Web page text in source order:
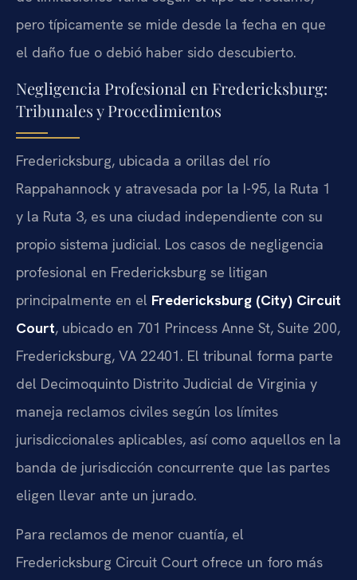
pero típicamente se mide desde la fecha en que
el daño fue o debió haber sido descubierto.
Negligencia Profesional en Fredericksburg:
Tribunales y Procedimientos
Fredericksburg, ubicada a orillas del río
Rappahannock y atravesada por la I-95, la Ruta 1
y la Ruta 3, es una ciudad independiente con su
propio sistema judicial. Los casos de negligencia
profesional en Fredericksburg se litigan
principalmente en el Fredericksburg (City) Circuit
Court, ubicado en 701 Princess Anne St, Suite 200,
Fredericksburg, VA 22401. El tribunal forma parte
del Decimoquinto Distrito Judicial de Virginia y
maneja reclamos civiles según los límites
jurisdiccionales aplicables, así como aquellos en la
banda de jurisdicción concurrente que las partes
eligen llevar ante un jurado.
Para reclamos de menor cuantía, el
Fredericksburg Circuit Court ofrece un foro más